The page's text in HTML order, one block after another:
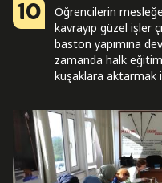
10
Öğrencilerin
kavrayıp güzel işler
baston yapımına
zamanda halk
kuşaklara aktarmak